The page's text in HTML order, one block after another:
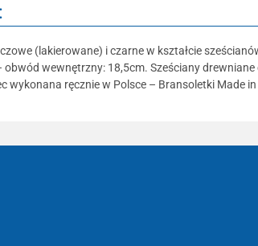
(lakierowane) i czarne w kształcie
wewnętrzny: 18,5cm. Sześciany
wykonana ręcznie w Polsce – Bransoletki Made